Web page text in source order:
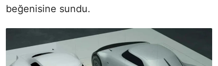
beğenisine sundu.